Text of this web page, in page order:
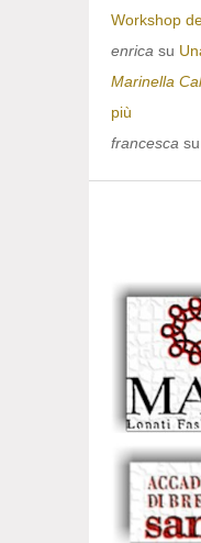
Workshop
enrica su
Marinella
più
francesca su